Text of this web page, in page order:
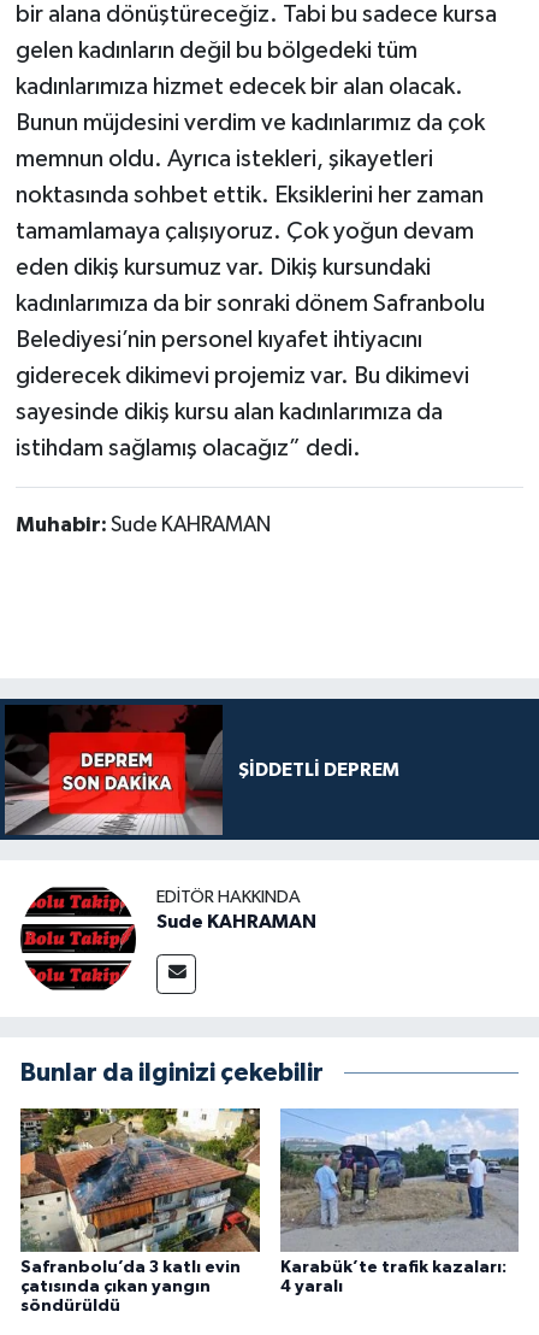
bir alana dönüştüreceğiz. Tabi bu sadece kursa
gelen kadınların değil bu bölgedeki tüm
kadınlarımıza hizmet edecek bir alan olacak.
Bunun müjdesini verdim ve kadınlarımız da çok
memnun oldu. Ayrıca istekleri, şikayetleri
noktasında sohbet ettik. Eksiklerini her zaman
tamamlamaya çalışıyoruz. Çok yoğun devam
eden dikiş kursumuz var. Dikiş kursundaki
kadınlarımıza da bir sonraki dönem Safranbolu
Belediyesi’nin personel kıyafet ihtiyacını
giderecek dikimevi projemiz var. Bu dikimevi
sayesinde dikiş kursu alan kadınlarımıza da
istihdam sağlamış olacağız” dedi.
Muhabir: Sude KAHRAMAN
ŞİDDETLİ DEPREM
EDITÖR HAKKINDA
Sude KAHRAMAN
Bunlar da ilginizi çekebilir
Safranbolu’da 3 katlı evin
çatısında çıkan yangın
söndürüldü
Karabük’te trafik kazaları:
4 yaralı